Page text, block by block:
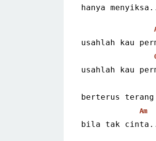
hanya
usahlah kau
usahlah kau
berterus
Am
bila tak